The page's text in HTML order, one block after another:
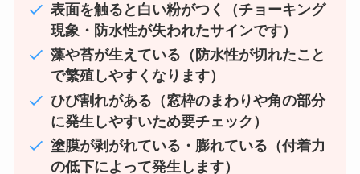
表面を触ると白い粉がつく（チョーキング
現象・防水性が失われたサインです）
藻や苔が生えている（防水性が切れたこと
で繁殖しやすくなります）
ひび割れがある（窓枠のまわりや角の部分
に発生しやすいため要チェック）
塗膜が剥がれている・膨れている（付着力
の低下によって発生します）